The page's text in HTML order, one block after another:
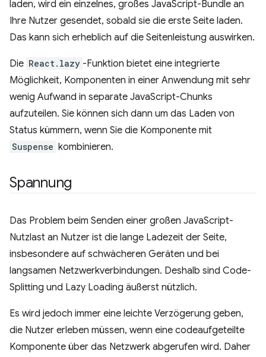
laden, wird ein einzelnes, großes JavaScript-Bundle an
Ihre Nutzer gesendet, sobald sie die erste Seite laden.
Das kann sich erheblich auf die Seitenleistung auswirken.
Die React.lazy -Funktion bietet eine integrierte
Möglichkeit, Komponenten in einer Anwendung mit sehr
wenig Aufwand in separate JavaScript-Chunks
aufzuteilen. Sie können sich dann um das Laden von
Status kümmern, wenn Sie die Komponente mit
Suspense kombinieren.
Spannung
Das Problem beim Senden einer großen JavaScript-
Nutzlast an Nutzer ist die lange Ladezeit der Seite,
insbesondere auf schwächeren Geräten und bei
langsamen Netzwerkverbindungen. Deshalb sind Code-
Splitting und Lazy Loading äußerst nützlich.
Es wird jedoch immer eine leichte Verzögerung geben,
die Nutzer erleben müssen, wenn eine codeaufgeteilte
Komponente über das Netzwerk abgerufen wird. Daher